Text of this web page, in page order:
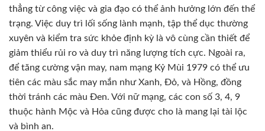
thẳng từ công việc và gia đạo có thể ảnh hưởng lớn đến thể
trạng. Việc duy trì lối sống lành mạnh, tập thể dục thường
xuyên và kiểm tra sức khỏe định kỳ là vô cùng cần thiết để
giảm thiểu rủi ro và duy trì năng lượng tích cực. Ngoài ra,
để tăng cường vận may, nam mạng Kỷ Mùi 1979 có thể ưu
tiên các màu sắc may mắn như Xanh, Đỏ, và Hồng, đồng
thời tránh các màu Đen. Với nữ mạng, các con số 3, 4, 9
thuộc hành Mộc và Hỏa cũng được cho là mang lại tài lộc
và bình an.